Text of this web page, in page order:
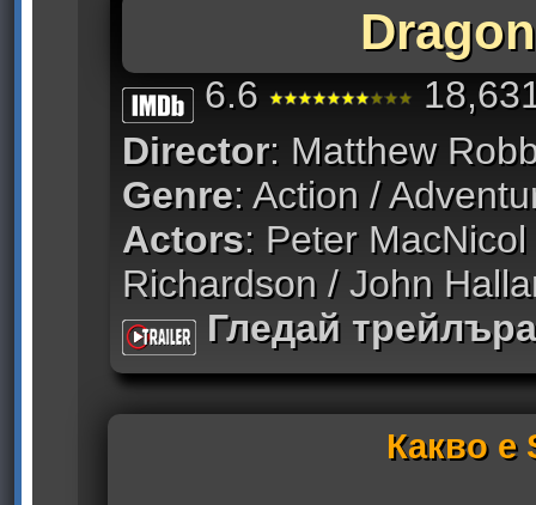
6.6
Director: Matthew
Genre: Action /
Actors: Peter
Richardson / John
Гледай трейлъра
Какво е